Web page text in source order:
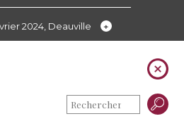
2024, Deauville